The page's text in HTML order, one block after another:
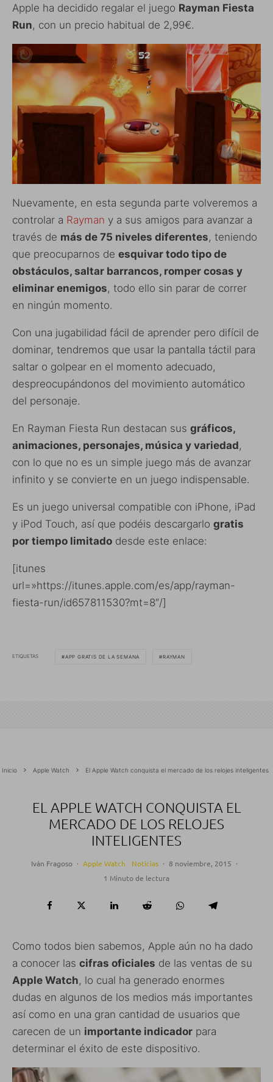
Apple ha decidido regalar el juego Rayman Fiesta
Run, con un precio habitual de 2,99€.
Nuevamente, en esta segunda parte volveremos a
controlar a Rayman y a sus amigos para avanzar a
través de más de 75 niveles diferentes, teniendo
que preocuparnos de esquivar todo tipo de
obstáculos, saltar barrancos, romper cosas y
eliminar enemigos, todo ello sin parar de correr
en ningún momento.
Con una jugabilidad fácil de aprender pero difícil de
dominar, tendremos que usar la pantalla táctil para
saltar o golpear en el momento adecuado,
despreocupándonos del movimiento automático
del personaje.
En Rayman Fiesta Run destacan sus gráficos,
animaciones, personajes, música y variedad,
con lo que no es un simple juego más de avanzar
infinito y se convierte en un juego indispensable.
Es un juego universal compatible con iPhone, iPad
y iPod Touch, así que podéis descargarlo gratis
por tiempo limitado desde este enlace:
[itunes
url=»https://itunes.apple.com/es/app/rayman-
fiesta-run/id657811530?mt=8″/]
ETIQUETAS APP GRATIS DE LA SEMANA RAYMAN
Inicio Apple Watch El Apple Watch conquista el mercado de los relojes inteligentes
EL APPLE WATCH CONQUISTA EL
MERCADO DE LOS RELOJES
INTELIGENTES
Iván Fragoso · Apple Watch Noticias · 8 noviembre, 2015 ·
1 Minuto de lectura
Como todos bien sabemos, Apple aún no ha dado
a conocer las cifras oficiales de las ventas de su
Apple Watch, lo cual ha generado enormes
dudas en algunos de los medios más importantes
así como en una gran cantidad de usuarios que
carecen de un importante indicador para
determinar el éxito de este dispositivo.